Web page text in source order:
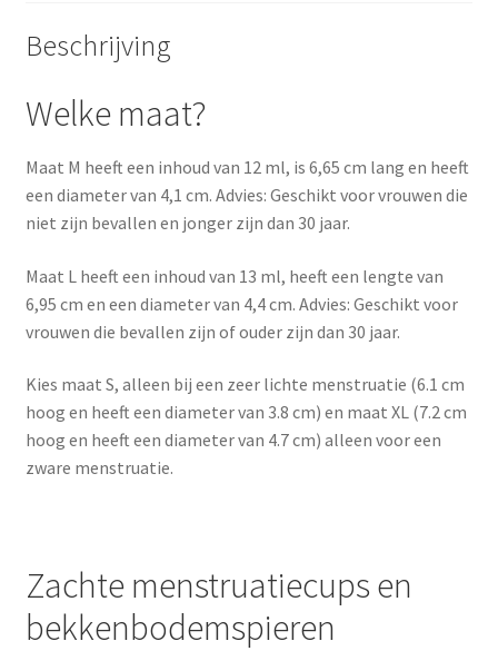
Beschrijving
Welke maat?
Maat M heeft een inhoud van 12 ml, is 6,65 cm lang en heeft
een diameter van 4,1 cm. Advies: Geschikt voor vrouwen die
niet zijn bevallen en jonger zijn dan 30 jaar.
Maat L heeft een inhoud van 13 ml, heeft een lengte van
6,95 cm en een diameter van 4,4 cm. Advies: Geschikt voor
vrouwen die bevallen zijn of ouder zijn dan 30 jaar.
Kies maat S, alleen bij een zeer lichte menstruatie (6.1 cm
hoog en heeft een diameter van 3.8 cm) en maat XL (7.2 cm
hoog en heeft een diameter van 4.7 cm) alleen voor een
zware menstruatie.
Zachte menstruatiecups en
bekkenbodemspieren